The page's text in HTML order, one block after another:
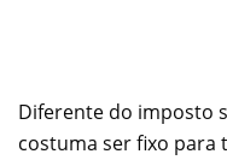
Diferente do imposto
costuma ser fixo para